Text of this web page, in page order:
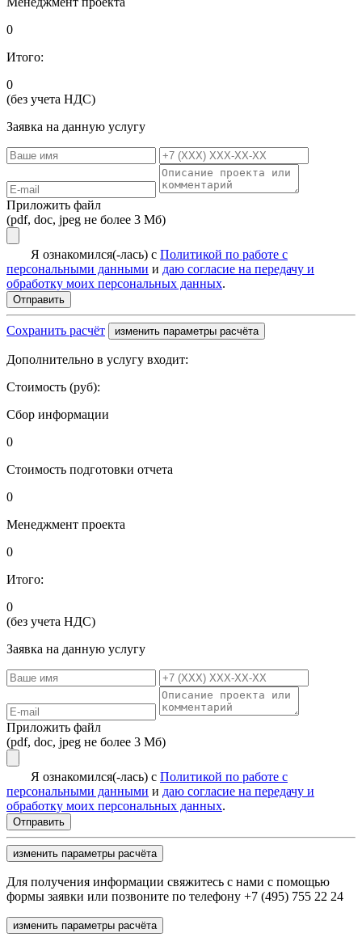
0
Итого:
0
(без учета НДС)
Заявка на данную услугу
Приложить файл
(pdf, doc, jpeg не более 3 Мб)
Я ознакомился(-лась) с Политикой по работе с
персональными данными и даю согласие на передачу и
обработку моих персональных данных.
Сохранить расчёт изменить параметры расчёта
Дополнительно в услугу входит:
Стоимость (руб):
Сбор информации
0
Стоимость подготовки отчета
0
Менеджмент проекта
0
Итого:
0
(без учета НДС)
Заявка на данную услугу
Приложить файл
(pdf, doc, jpeg не более 3 Мб)
Я ознакомился(-лась) с Политикой по работе с
персональными данными и даю согласие на передачу и
обработку моих персональных данных.
изменить параметры расчёта
Для получения информации свяжитесь с нами с помощью
формы заявки или позвоните по телефону +7 (495) 755 22 24
изменить параметры расчёта